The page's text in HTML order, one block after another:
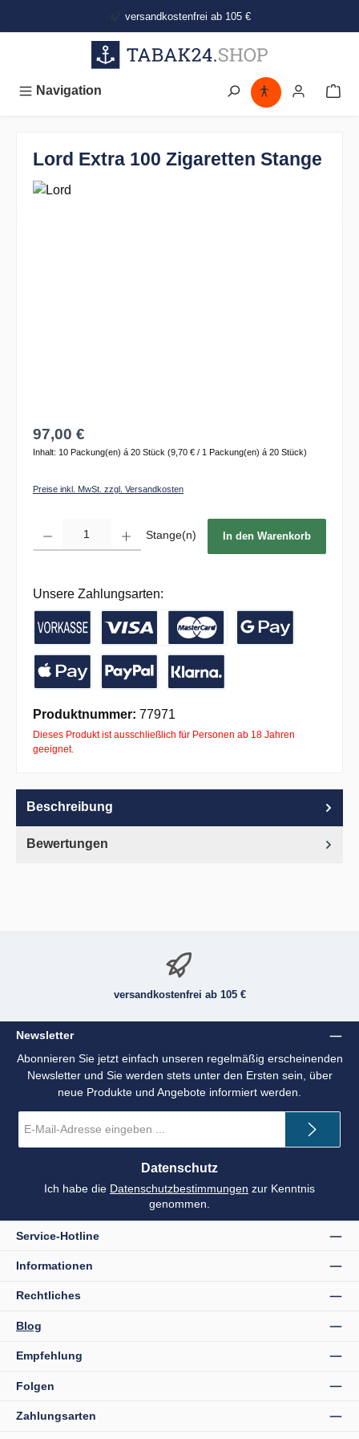
versandkostenfrei ab 105 €
Navigation
Lord Extra 100 Zigaretten Stange
97,00 €
Inhalt: 10 Packung(en) á 20 Stück (9,70 € / 1 Packung(en) á 20 Stück)
Preise inkl. MwSt. zzgl. Versandkosten
Stange(n) In den Warenkorb
Unsere Zahlungsarten:
Vorkasse / Banküberweisung
Kreditkarte
Produktnummer: 77971
Dieses Produkt ist ausschließlich für Personen ab 18 Jahren
geeignet.
Beschreibung
Bewertungen
versandkostenfrei ab 105 €
Newsletter
Abonnieren Sie jetzt einfach unseren regelmäßig erscheinenden
Newsletter und Sie werden stets unter den Ersten sein, über
neue Produkte und Angebote informiert werden.
Mail-
*
Datenschutz
Ich habe die Datenschutzbestimmungen zur Kenntnis
genommen.
Service-Hotline
Informationen
Rechtliches
Blog
Empfehlung
Folgen
Zahlungsarten